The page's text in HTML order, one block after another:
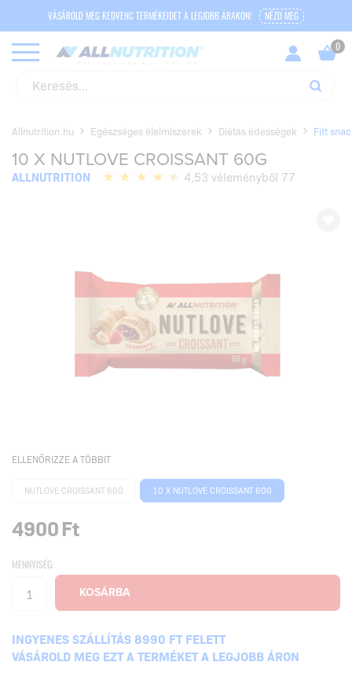
VÁSÁROLD MEG KEDVENC TERMÉKEIDET A LEGJOBB ÁRAKON! NÉZD MEG
Allnutrition.hu Egészséges élelmiszerek Diétás édességek Fitt
10 X NUTLOVE CROISSANT 60G
ALLNUTRITION 4,53 véleményből 77
ELLENŐRIZZE A TÖBBIT
NUTLOVE CROISSANT 60G 10 X NUTLOVE CROISSANT 60G
4900Ft
MENNYISÉG:
INGYENES SZÁLLÍTÁS 8990 FT FELETT
VÁSÁROLD MEG EZT A TERMÉKET A LEGJOBB ÁRON